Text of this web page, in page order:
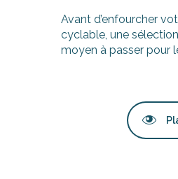
Avant d’enfourcher
cyclable, une
moyen à passer pour